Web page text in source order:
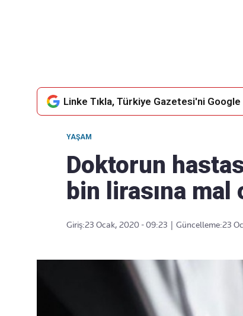
Linke Tıkla, Türkiye Gazetesi'ni
YAŞAM
Doktorun
bin lirasına mal
Giriş:23 Ocak, 2020 - 09:23 Güncelleme:23